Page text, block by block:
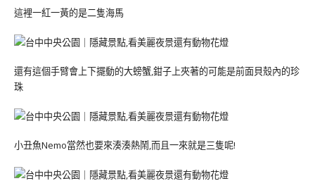
這裡一紅一黃的是二隻海馬
還有這個手臂會上下擺動的大螃蟹,鉗子上夾著的可能是前面貝殼內的珍
珠
小丑魚Nemo當然也要來湊湊熱鬧,而且一來就是三隻呢!